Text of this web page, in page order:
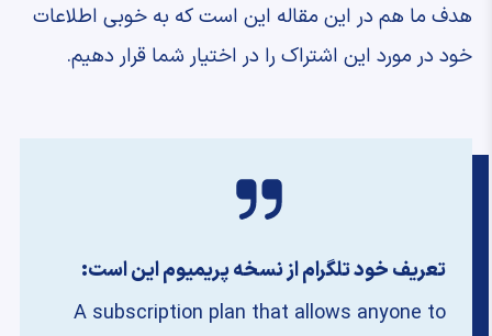
هدف ما هم در این مقاله این است که به خوبی اطلاعات
خود در مورد این اشتراک را در اختیار شما قرار دهیم.
تعریف خود تلگرام از نسخه پریمیوم این است:
A subscription plan that allows anyone to